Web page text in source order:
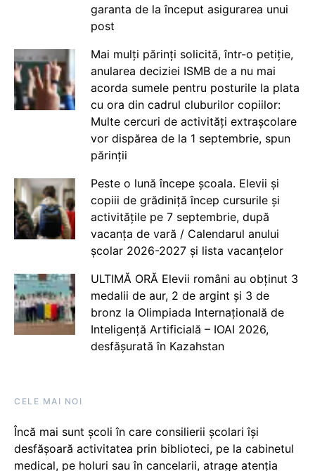
garanta de la început asigurarea unui
post
Mai mulți părinți solicită, într-o petiție,
anularea deciziei ISMB de a nu mai
acorda sumele pentru posturile la plata
cu ora din cadrul cluburilor copiilor:
Multe cercuri de activități extrașcolare
vor dispărea de la 1 septembrie, spun
părinții
Peste o lună începe școala. Elevii și
copiii de grădiniță încep cursurile și
activitățile pe 7 septembrie, după
vacanța de vară / Calendarul anului
școlar 2026-2027 și lista vacanțelor
ULTIMĂ ORĂ Elevii români au obținut 3
medalii de aur, 2 de argint și 3 de
bronz la Olimpiada Internațională de
Inteligență Artificială – IOAI 2026,
desfășurată în Kazahstan
CELE MAI NOI
Încă mai sunt școli în care consilierii școlari își
desfășoară activitatea prin biblioteci, pe la cabinetul
medical, pe holuri sau în cancelarii, atrage atenția